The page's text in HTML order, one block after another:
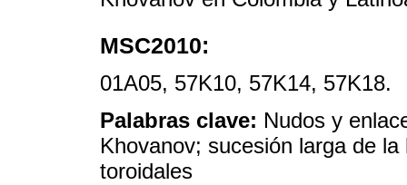
MSC2010:
01A05, 57K10, 57K14, 57K18.
Palabras clave: Nudos y
Khovanov; sucesión larga de
toroidales